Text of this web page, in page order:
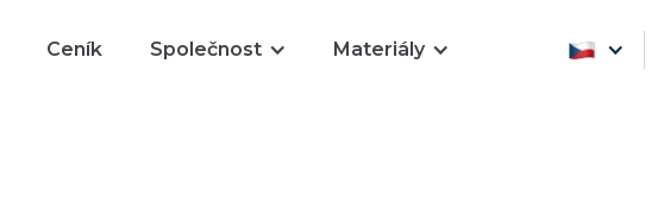
Ceník Společnost Materiály